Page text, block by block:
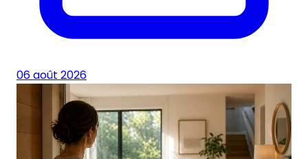
06 août 2026